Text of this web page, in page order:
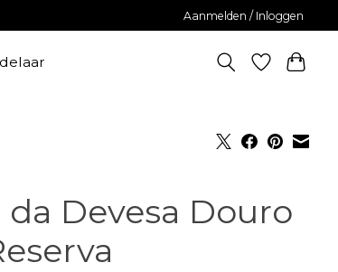
Aanmelden / Inloggen
Devesa Douro